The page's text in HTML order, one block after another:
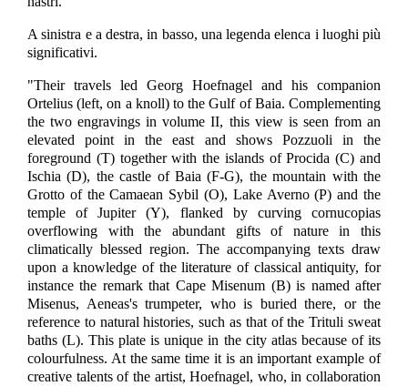
A sinistra e a destra, in basso, una legenda elenca i luoghi più
significativi.
"Their travels led Georg Hoefnagel and his companion
Ortelius (left, on a knoll) to the Gulf of Baia. Complementing
the two engravings in volume II, this view is seen from an
elevated point in the east and shows Pozzuoli in the
foreground (T) together with the islands of Procida (C) and
Ischia (D), the castle of Baia (F-G), the mountain with the
Grotto of the Camaean Sybil (O), Lake Averno (P) and the
temple of Jupiter (Y), flanked by curving cornucopias
overflowing with the abundant gifts of nature in this
climatically blessed region. The accompanying texts draw
upon a knowledge of the literature of classical antiquity, for
instance the remark that Cape Misenum (B) is named after
Misenus, Aeneas's trumpeter, who is buried there, or the
reference to natural histories, such as that of the Trituli sweat
baths (L). This plate is unique in the city atlas because of its
colourfulness. At the same time it is an important example of
creative talents of the artist, Hoefnagel, who, in collaboration